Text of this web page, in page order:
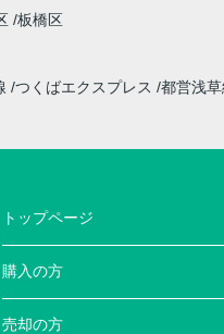
板橋区
つくばエクスプレス
都営浅
トップページ
購入の方
売却の方